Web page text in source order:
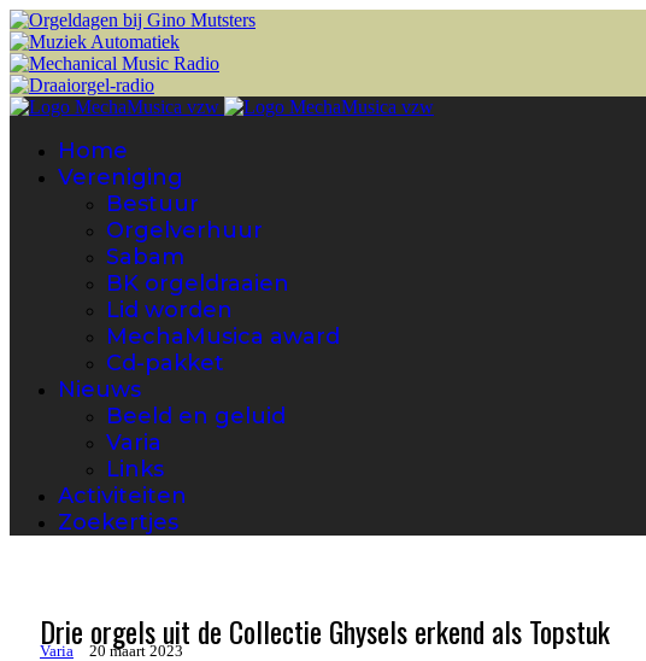
Home
Vereniging
Bestuur
Orgelverhuur
Sabam
BK orgeldraaien
Lid worden
MechaMusica award
Cd-pakket
Nieuws
Beeld en geluid
Varia
Links
Activiteiten
Zoekertjes
Drie orgels uit de Collectie Ghysels erkend als Topstuk
Varia 20 maart 2023